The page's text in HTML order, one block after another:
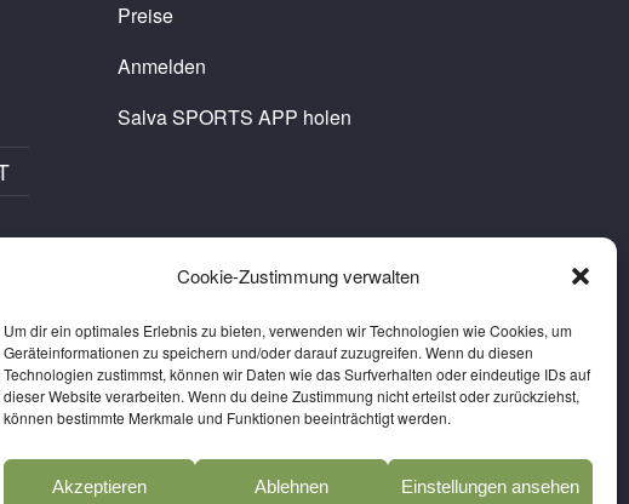
Cookie-Zustimmung verwalten
Um dir ein optimales Erlebnis zu bieten, verwenden wir Technologien wie Cookies, um
Geräteinformationen zu speichern und/oder darauf zuzugreifen. Wenn du diesen
Technologien zustimmst, können wir Daten wie das Surfverhalten oder eindeutige IDs auf
dieser Website verarbeiten. Wenn du deine Zustimmung nicht erteilst oder zurückziehst,
können bestimmte Merkmale und Funktionen beeinträchtigt werden.
Akzeptieren Ablehnen Einstellungen ansehen
Preise
Anmelden
Salva SPORTS APP holen